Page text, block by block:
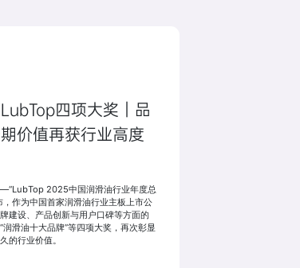
四项大奖｜品
价值再获行业高度
2025中国润滑油行业年度总
，作为中国首家润滑油行业主板上市公
建设、产品创新与用户口碑等方面的
滑油十大品牌”等四项大奖，再次彰显
的行业价值。